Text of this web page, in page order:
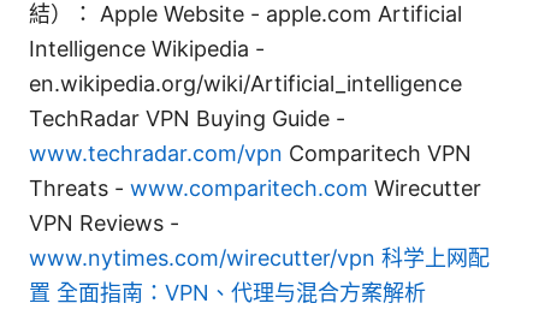
結）： Apple Website - apple.com Artificial
Intelligence Wikipedia -
en.wikipedia.org/wiki/Artificial_intelligence
TechRadar VPN Buying Guide -
www.techradar.com/vpn Comparitech VPN
Threats - www.comparitech.com Wirecutter
VPN Reviews -
www.nytimes.com/wirecutter/vpn 科学上网配
置 全面指南：VPN、代理与混合方案解析